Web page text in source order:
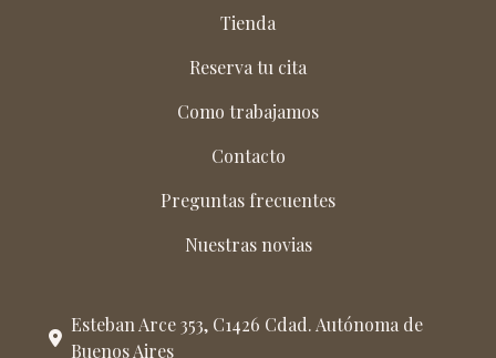
Tienda
Reserva tu cita
Como trabajamos
Contacto
Preguntas frecuentes
Nuestras novias
Esteban Arce 353, C1426 Cdad. Autónoma de
Buenos Aires